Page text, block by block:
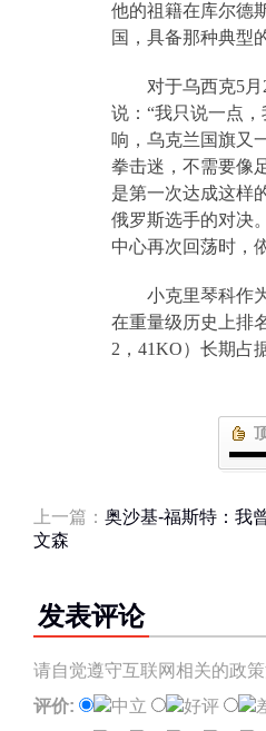
他的祖籍在库尔德
国，具备那种典型
对于乌西克5月
说：“我只说一点
响，乌克兰国旗又
拳击迷，不需要像
是第一次达成这样
俄罗斯选手的对决
中心再次回荡时，
小克里琴科作
在重量级历史上排
2 ， 41KO）长期占
上一篇： 奥沙基-福斯特：我
文森
发表评论
请自觉遵守互联网相关的政
评价:
中立 好评